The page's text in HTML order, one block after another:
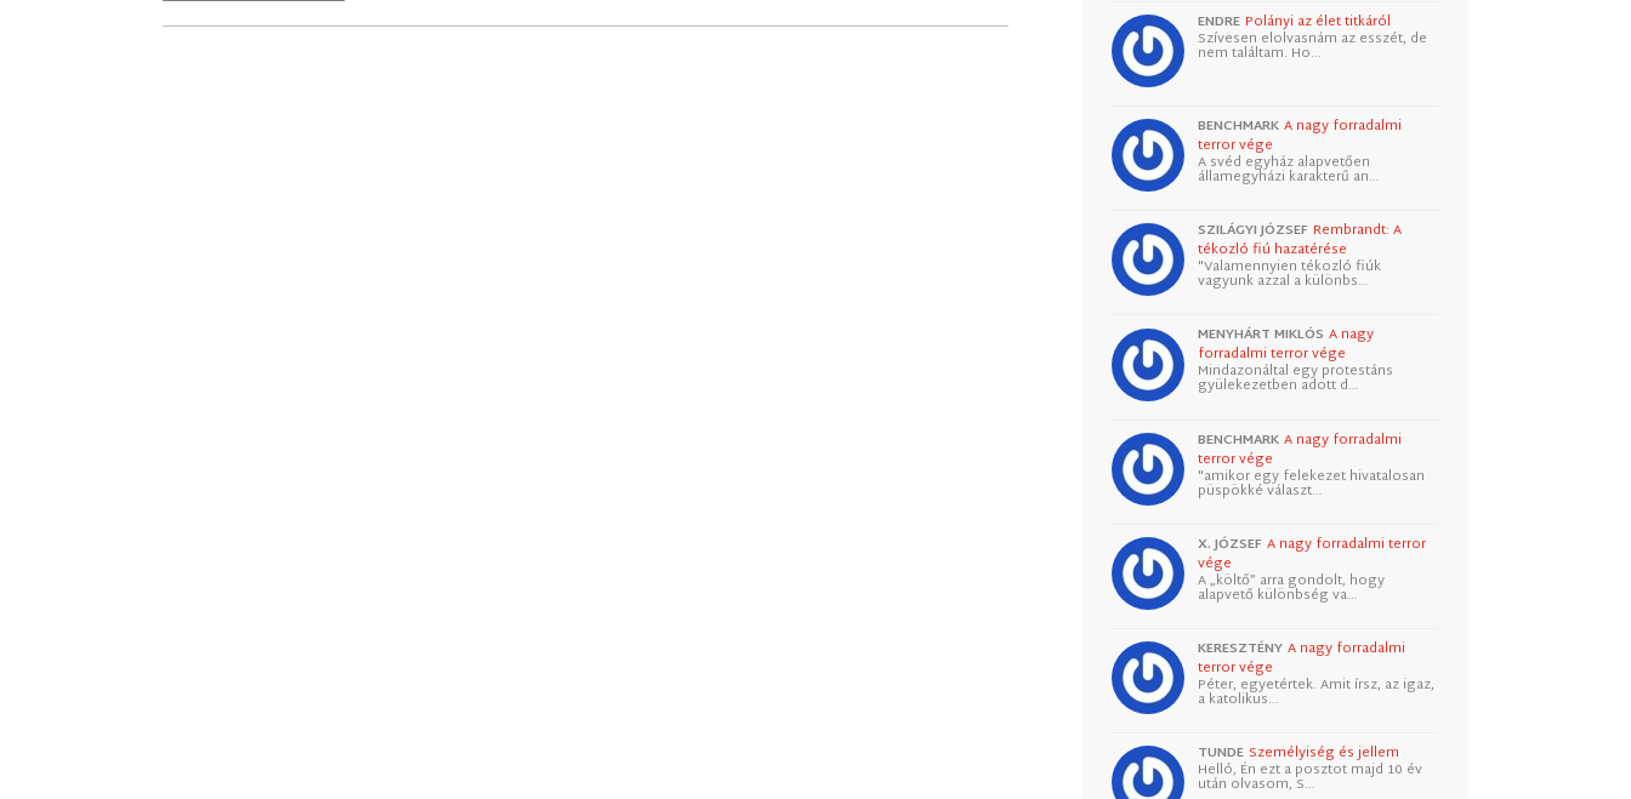
ENDRE Polányi az élet titkáról
Szívesen elolvasnám az esszét, de
nem találtam. Ho…
BENCHMARK A nagy forradalmi
terror vége
A svéd egyház alapvetően
államegyházi karakterű an…
SZILÁGYI JÓZSEF Rembrandt: A
tékozló fiú hazatérése
"Valamennyien tékozló fiúk
vagyunk azzal a különbs…
MENYHÁRT MIKLÓS A nagy
forradalmi terror vége
Mindazonáltal egy protestáns
gyülekezetben adott d…
BENCHMARK A nagy forradalmi
terror vége
"amikor egy felekezet hivatalosan
püspökké választ…
X. JÓZSEF A nagy forradalmi terror
vége
A „költő” arra gondolt, hogy
alapvető különbség va…
KERESZTÉNY A nagy forradalmi
terror vége
Péter, egyetértek. Amit írsz, az igaz,
a katolikus…
TUNDE Személyiség és jellem
Helló, Én ezt a posztot majd 10 év
után olvasom, S…